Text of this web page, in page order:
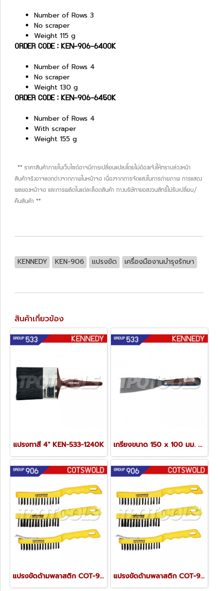
Number of Rows 3
No scraper
Weight 115 g
ORDER CODE : KEN-906-6400K
Number of Rows 4
No scraper
Weight 130 g
ORDER CODE : KEN-906-6450K
Number of Rows 4
With scraper
Weight 155 g
** ราคาสินค้าภายในเว็บไซต์อาจมีการเปลี่ยนแปลงโดยไม่ต้องแจ้งให้ทราบล่วงหน้า
สินค้าจริงอาจแตกต่างจากภาพในหน้าจอ เนื่องจากการจัดแสงในการถ่ายภาพ การแสดง
ผลของหน้าจอ และการผลิตในแต่ละล็อตสินค้า ทางบริษัทฯขอสงวนสิทธิ์ไม่รับเปลี่ยน/
คืนสินค้า **
KENNEDY KEN-906 แปรงขัด เครื่องมืองานบำรุงรักษา
สินค้าเกี่ยวข้อง
แปรงทาสี 4" KEN-533-1240K เกรียงขนาด 150 x 100 มม. KEN-533-0570K
แปรงขัดด้ามพลาสติก COT-906-6200K แปรงขัดด้ามพลาสติก COT-906-6100K